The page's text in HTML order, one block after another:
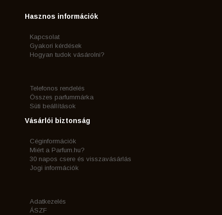
Hasznos információk
Kapcsolat
Gyakori kérdések
Hogyan tudok vásárolni?
Telefonos rendelés
Összes parfummárka
Süti beállítások
Vásárlói biztonság
Céginformációk
Miért a Parfum.hu?
30 napos csere és visszavásárlás
Jogi információk
Adatkezelés
ÁSZF